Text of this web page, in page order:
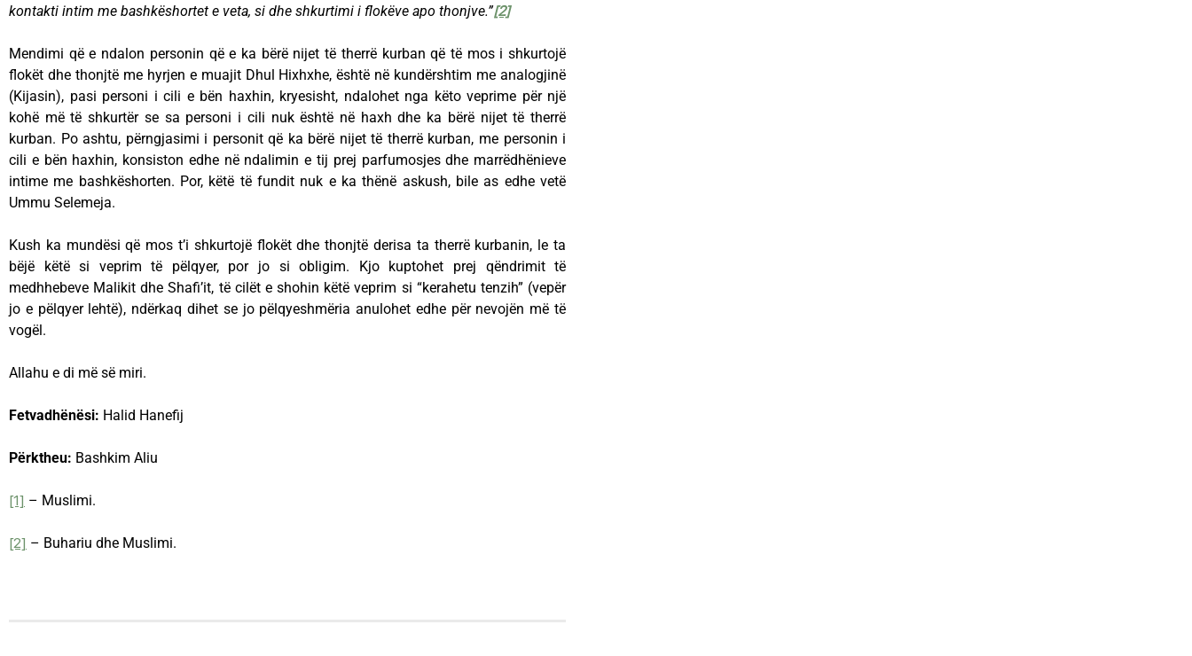
kontakti intim me bashkëshortet e veta, si dhe shkurtimi i flokëve apo thonjve.”[2]
Mendimi që e ndalon personin që e ka bërë nijet të therrë kurban që të mos i shkurtojë
flokët dhe thonjtë me hyrjen e muajit Dhul Hixhxhe, është në kundërshtim me analogjinë
(Kijasin), pasi personi i cili e bën haxhin, kryesisht, ndalohet nga këto veprime për një
kohë më të shkurtër se sa personi i cili nuk është në haxh dhe ka bërë nijet të therrë
kurban. Po ashtu, përngjasimi i personit që ka bërë nijet të therrë kurban, me personin i
cili e bën haxhin, konsiston edhe në ndalimin e tij prej parfumosjes dhe marrëdhënieve
intime me bashkëshorten. Por, këtë të fundit nuk e ka thënë askush, bile as edhe vetë
Ummu Selemeja.
Kush ka mundësi që mos t’i shkurtojë flokët dhe thonjtë derisa ta therrë kurbanin, le ta
bëjë këtë si veprim të pëlqyer, por jo si obligim. Kjo kuptohet prej qëndrimit të
medhhebeve Malikit dhe Shafi’it, të cilët e shohin këtë veprim si “kerahetu tenzih” (vepër
jo e pëlqyer lehtë), ndërkaq dihet se jo pëlqyeshmëria anulohet edhe për nevojën më të
vogël.
Allahu e di më së miri.
Fetvadhënësi: Halid Hanefij
Përktheu: Bashkim Aliu
[1] – Muslimi.
[2] – Buhariu dhe Muslimi.